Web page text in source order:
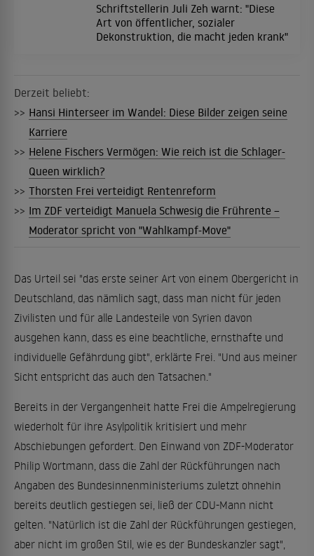
Schriftstellerin Juli Zeh warnt: "Diese
Art von öffentlicher, sozialer
Dekonstruktion, die macht jeden krank"
Derzeit beliebt:
>> Hansi Hinterseer im Wandel: Diese Bilder zeigen seine
Karriere
>> Helene Fischers Vermögen: Wie reich ist die Schlager-
Queen wirklich?
>> Thorsten Frei verteidigt Rentenreform
>> Im ZDF verteidigt Manuela Schwesig die Frührente –
Moderator spricht von "Wahlkampf-Move"
Das Urteil sei "das erste seiner Art von einem Obergericht in
Deutschland, das nämlich sagt, dass man nicht für jeden
Zivilisten und für alle Landesteile von Syrien davon
ausgehen kann, dass es eine beachtliche, ernsthafte und
individuelle Gefährdung gibt", erklärte Frei. "Und aus meiner
Sicht entspricht das auch den Tatsachen."
Bereits in der Vergangenheit hatte Frei die Ampelregierung
wiederholt für ihre Asylpolitik kritisiert und mehr
Abschiebungen gefordert. Den Einwand von ZDF-Moderator
Philip Wortmann, dass die Zahl der Rückführungen nach
Angaben des Bundesinnenministeriums zuletzt ohnehin
bereits deutlich gestiegen sei, ließ der CDU-Mann nicht
gelten. "Natürlich ist die Zahl der Rückführungen gestiegen,
aber nicht im großen Stil, wie es der Bundeskanzler sagt",